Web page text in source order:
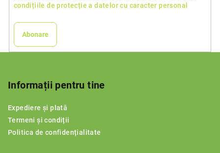
condițiile de protecție a datelor cu caracter personal
Abonare
Informații pentru tine
Expediere și plată
Termeni și condiții
Politica de confidențialitate